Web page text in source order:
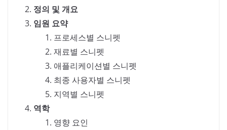
정의 및 개요
임원 요약
프로세스별 스니펫
재료별 스니펫
애플리케이션별 스니펫
최종 사용자별 스니펫
지역별 스니펫
역학
영향 요인